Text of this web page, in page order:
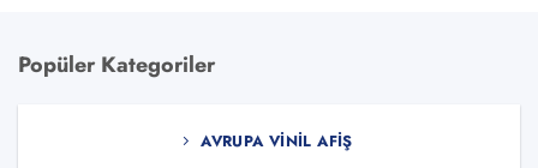
fazla
varyasyonu
Seçenekler
ürün
Popüler Kategoriler
AVRUPA VINIL AFIŞ